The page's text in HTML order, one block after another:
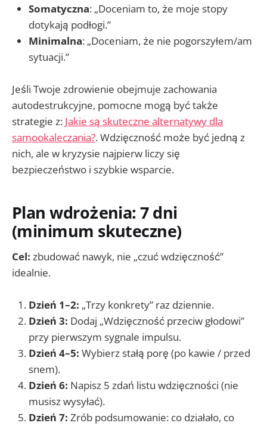
Somatyczna: „Doceniam to, że moje stopy
dotykają podłogi.”
Minimalna: „Doceniam, że nie pogorszyłem/am
sytuacji.”
Jeśli Twoje zdrowienie obejmuje zachowania
autodestrukcyjne, pomocne mogą być także
strategie z: Jakie są skuteczne alternatywy dla
samookaleczania?. Wdzięczność może być jedną z
nich, ale w kryzysie najpierw liczy się
bezpieczeństwo i szybkie wsparcie.
Plan wdrożenia: 7 dni
(minimum skuteczne)
Cel: zbudować nawyk, nie „czuć wdzięczność”
idealnie.
Dzień 1–2: „Trzy konkrety” raz dziennie.
Dzień 3: Dodaj „Wdzięczność przeciw głodowi”
przy pierwszym sygnale impulsu.
Dzień 4–5: Wybierz stałą porę (po kawie / przed
snem).
Dzień 6: Napisz 5 zdań listu wdzięczności (nie
musisz wysyłać).
Dzień 7: Zrób podsumowanie: co działało, co